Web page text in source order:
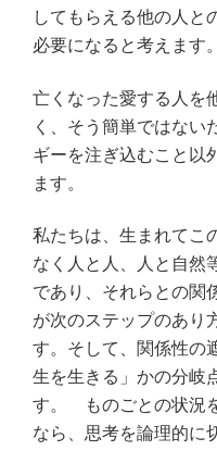
してもらえる他の人と
必要になると考えます。
亡くなった愛する人を
く、そう簡単ではない
ギーを注ぎ込むこと以
ます。
私たちは、生まれてこ
なく人と人、人と自然
であり、それらとの関
が次のステップのあり
す。そして、関係性の
生を生きる」かの分岐
す。 ものごとの状況
なら、思考を論理的に